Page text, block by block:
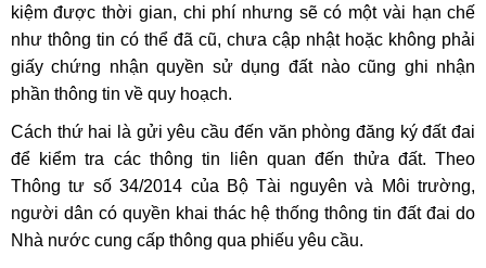
kiệm được thời gian, chi phí nhưng sẽ có một vài hạn chế
như thông tin có thể đã cũ, chưa cập nhật hoặc không phải
giấy chứng nhận quyền sử dụng đất nào cũng ghi nhận
phần thông tin về quy hoạch.
Cách thứ hai là gửi yêu cầu đến văn phòng đăng ký đất đai
để kiểm tra các thông tin liên quan đến thửa đất. Theo
Thông tư số 34/2014 của Bộ Tài nguyên và Môi trường,
người dân có quyền khai thác hệ thống thông tin đất đai do
Nhà nước cung cấp thông qua phiếu yêu cầu.